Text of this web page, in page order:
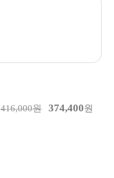
416,000원 374,400원